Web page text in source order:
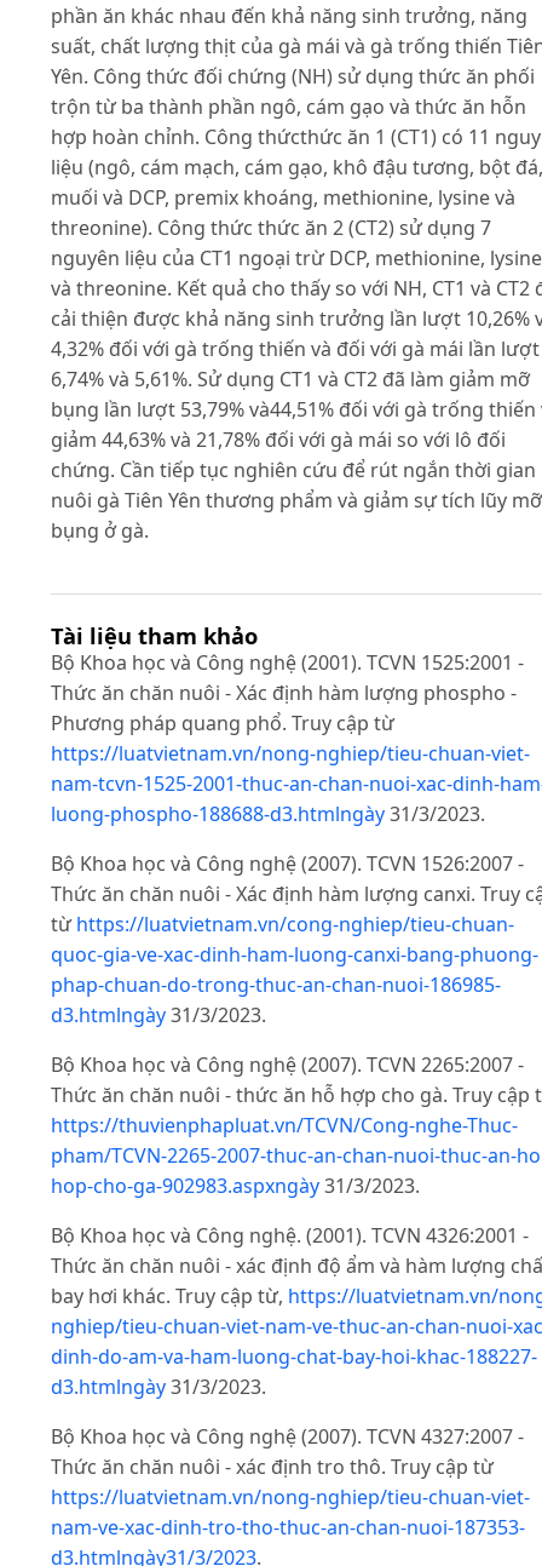
phần ăn khác nhau đến khả năng sinh trưởng, năng
suất, chất lượng thịt của gà mái và gà trống thiến
Yên. Công thức đối chứng (NH) sử dụng thức ăn phối
trộn từ ba thành phần ngô, cám gạo và thức ăn hỗn
hợp hoàn chỉnh. Công thứcthức ăn 1 (CT1) có 11
liệu (ngô, cám mạch, cám gạo, khô đậu tương, bột đá,
muối và DCP, premix khoáng, methionine, lysine và
threonine). Công thức thức ăn 2 (CT2) sử dụng 7
nguyên liệu của CT1 ngoại trừ DCP, methionine, lysine
và threonine. Kết quả cho thấy so với NH, CT1 và CT2
cải thiện được khả năng sinh trưởng lần lượt 10,26%
4,32% đối với gà trống thiến và đối với gà mái lần lượt
6,74% và 5,61%. Sử dụng CT1 và CT2 đã làm giảm mỡ
bụng lần lượt 53,79% và44,51% đối với gà trống thiến
giảm 44,63% và 21,78% đối với gà mái so với lô đối
chứng. Cần tiếp tục nghiên cứu để rút ngắn thời gian
nuôi gà Tiên Yên thương phẩm và giảm sự tích lũy mỡ
bụng ở gà.
Tài liệu tham khảo
Bộ Khoa học và Công nghệ (2001). TCVN 1525:2001 -
Thức ăn chăn nuôi - Xác định hàm lượng phospho -
Phương pháp quang phổ. Truy cập từ
https://luatvietnam.vn/nong-nghiep/tieu-chuan-viet-
nam-tcvn-1525-2001-thuc-an-chan-nuoi-xac-dinh-
luong-phospho-188688-d3.htmlngày31/3/2023.
Bộ Khoa học và Công nghệ (2007). TCVN 1526:2007 -
Thức ăn chăn nuôi - Xác định hàm lượng canxi. Truy
từhttps://luatvietnam.vn/cong-nghiep/tieu-chuan-
quoc-gia-ve-xac-dinh-ham-luong-canxi-bang-phuong-
phap-chuan-do-trong-thuc-an-chan-nuoi-186985-
d3.htmlngày31/3/2023.
Bộ Khoa học và Công nghệ (2007). TCVN 2265:2007 -
Thức ăn chăn nuôi - thức ăn hỗ hợp cho gà. Truy cập
https://thuvienphapluat.vn/TCVN/Cong-nghe-Thuc-
pham/TCVN-2265-2007-thuc-an-chan-nuoi-thuc-an-
hop-cho-ga-902983.aspxngày31/3/2023.
Bộ Khoa học và Công nghệ. (2001). TCVN 4326:2001 -
Thức ăn chăn nuôi - xác định độ ẩm và hàm lượng
bay hơi khác. Truy cập từ, https://luatvietnam.vn/
nghiep/tieu-chuan-viet-nam-ve-thuc-an-chan-nuoi-
dinh-do-am-va-ham-luong-chat-bay-hoi-khac-188227-
d3.htmlngày31/3/2023.
Bộ Khoa học và Công nghệ (2007). TCVN 4327:2007 -
Thức ăn chăn nuôi - xác định tro thô. Truy cập từ
https://luatvietnam.vn/nong-nghiep/tieu-chuan-viet-
nam-ve-xac-dinh-tro-tho-thuc-an-chan-nuoi-187353-
d3.htmlngày31/3/2023.